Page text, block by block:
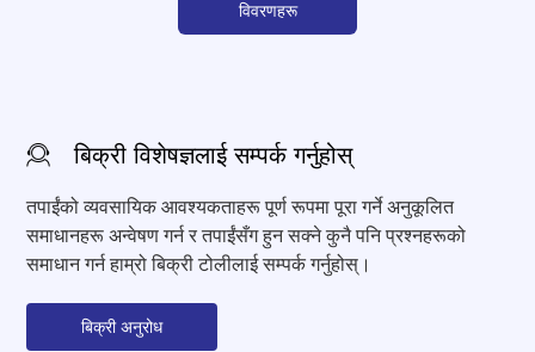
विवरणहरू
बिक्री विशेषज्ञलाई सम्पर्क गर्नुहोस्
तपाईंको व्यवसायिक आवश्यकताहरू पूर्ण रूपमा पूरा गर्ने अनुकूलित
समाधानहरू अन्वेषण गर्न र तपाईंसँग हुन सक्ने कुनै पनि प्रश्नहरूको
समाधान गर्न हाम्रो बिक्री टोलीलाई सम्पर्क गर्नुहोस्।
बिक्री अनुरोध